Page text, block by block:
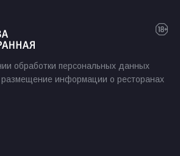
обработки персональных данных
информации о ресторанах